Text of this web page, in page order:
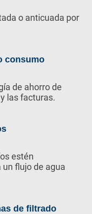
o anticuada por
consumo
de ahorro de
las facturas.
estén
flujo de agua
de filtrado